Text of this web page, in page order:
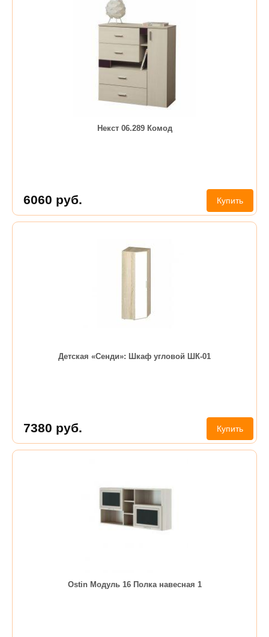
Некст 06.289 Комод
6060 руб. Купить
Детская «Сенди»: Шкаф угловой ШК-01
7380 руб. Купить
Ostin Модуль 16 Полка навесная 1